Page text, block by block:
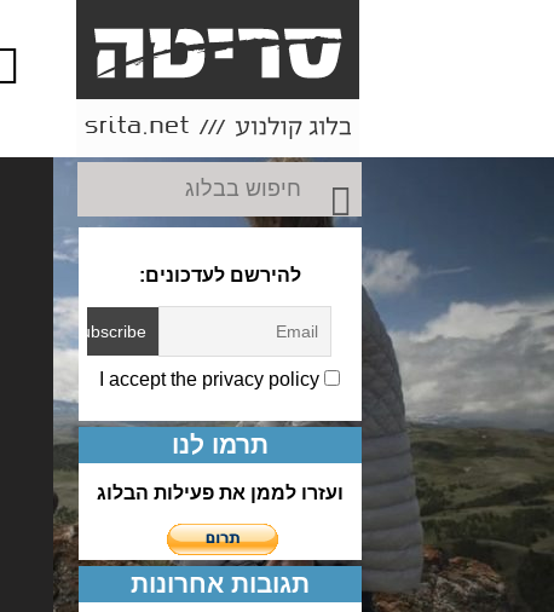
להירשם לעדכונים:
תרמו לנו
ועזרו לממן את פעילות הבלוג
תגובות אחרונות